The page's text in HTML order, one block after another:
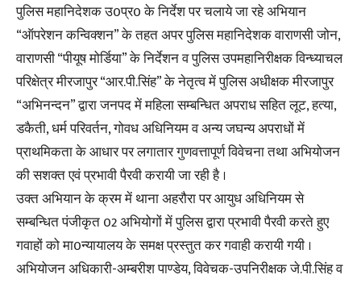
पुलिस महानिदेशक उ0प्र0 के निर्देश पर चलाये जा रहे अभियान
“ऑपरेशन कन्विक्शन” के तहत अपर पुलिस महानिदेशक वाराणसी जोन,
वाराणसी “पीयूष मोर्डिया” के निर्देशन व पुलिस उपमहानिरीक्षक विन्ध्याचल
परिक्षेत्र मीरजापुर “आर.पी.सिंह” के नेतृत्व में पुलिस अधीक्षक मीरजापुर
“अभिनन्दन” द्वारा जनपद में महिला सम्बन्धित अपराध सहित लूट, हत्या,
डकैती, धर्म परिवर्तन, गोवध अधिनियम व अन्य जघन्य अपराधों में
प्राथमिकता के आधार पर लगातार गुणवत्तापूर्ण विवेचना तथा अभियोजन
की सशक्त एवं प्रभावी पैरवी करायी जा रही है ।
उक्त अभियान के क्रम में थाना अहरौरा पर आयुध अधिनियम से
सम्बन्धित पंजीकृत 02 अभियोगों में पुलिस द्वारा प्रभावी पैरवी करते हुए
गवाहों को मा0न्यायालय के समक्ष प्रस्तुत कर गवाही करायी गयी ।
अभियोजन अधिकारी-अम्बरीश पाण्डेय, विवेचक-उपनिरीक्षक जे.पी.सिंह व